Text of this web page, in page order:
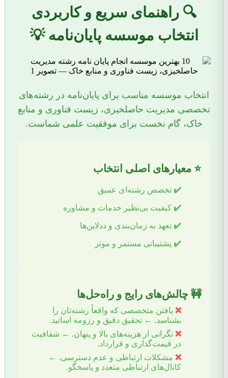
🔍 راهنمای سریع و کاربردی
انتخاب موسسه پایان‌نامه 💡
انتخاب موسسه مناسب برای پایان‌نامه در رشته‌های
تخصصی مدیریت حاصلخیزی، زیست فناوری و منابع
خاک، گام نخست برای موفقیت علمی شماست.
⭐ معیارهای اصلی انتخاب
✔️ تخصص رشته‌ای عمیق
✔️ کیفیت بی‌نظیر خدمات و مشاوره
✔️ تعهد به زمان‌بندی و ددلاین‌ها
✔️ پشتیبانی مستمر و موثر
🚧 چالش‌های رایج و راه‌حل‌ها
❌ یافتن متخصصی که واقعاً رشته‌تان را
بشناسد. ← تحقیق دقیق و رزومه اساتید.
❌ نگرانی از هزینه‌های بالا و پنهان. ← شفافیت
در قیمت‌گذاری و قرارداد.
❌ مشکلات ارتباطی و عدم دسترسی. ←
کانال‌های ارتباطی متعدد و پاسخگو.